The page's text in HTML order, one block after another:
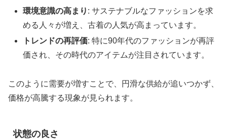
環境意識の高まり : サステナブルなファッションを求
める人々が増え、古着の人気が高まっています。
トレンドの再評価: 特に90年代のファッションが再評
価され、その時代のアイテムが注目されています。
このように需要が増すことで、円滑な供給が追いつかず、
価格が高騰する現象が見られます。
状態の良さ